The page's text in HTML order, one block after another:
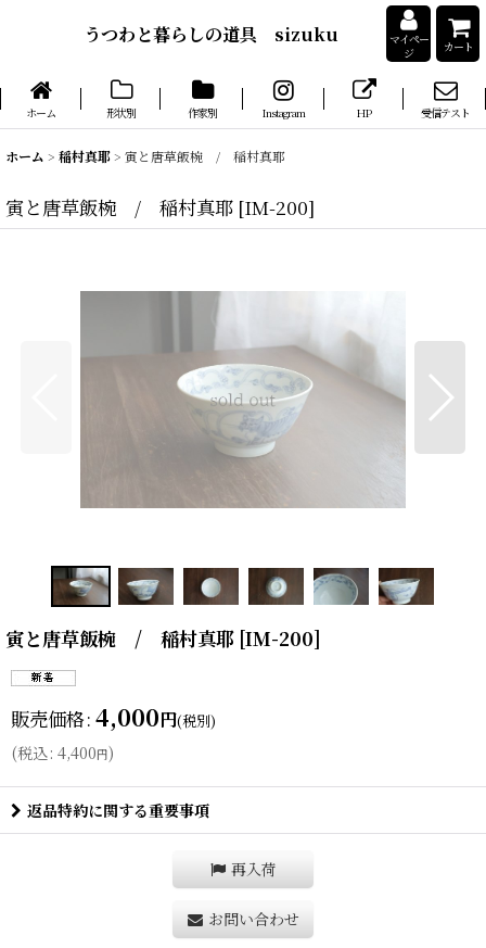
うつわと暮らしの道具 sizuku
マイペー
ジ
カート
ホーム 形状別 作家別 Instagram HP 受信テスト
ホーム > 稲村真耶> 寅と唐草飯椀 / 稲村真耶
寅と唐草飯椀 / 稲村真耶 [IM-200]
寅と唐草飯椀 / 稲村真耶 [IM-200]
販売価格: 4,000円(税別)
(税込: 4,400円)
返品特約に関する重要事項
再入荷
お問い合わせ